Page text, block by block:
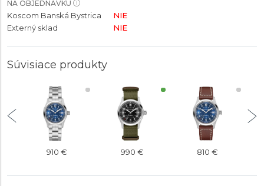
NA OBJEDNÁVKU
Koscom Banská Bystrica
NIE
Externý sklad
NIE
Súvisiace produkty
910 € 990 € 810 €